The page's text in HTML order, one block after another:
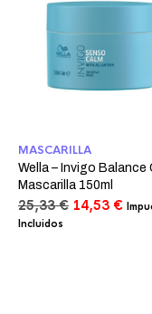
MASCARILLA
Wella – Invigo Balance
Mascarilla 150ml
25,33€ El
14,53 €El
Incluidos